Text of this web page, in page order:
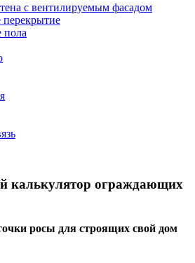
с вентилируемым фасадом
пола
калькулятор ограждающих
росы для строящих свой дом